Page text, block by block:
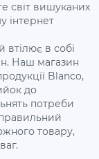
світ вишуканих
інтернет
втілює в собі
Наш магазин
Blanco,
до
потреби
товару,